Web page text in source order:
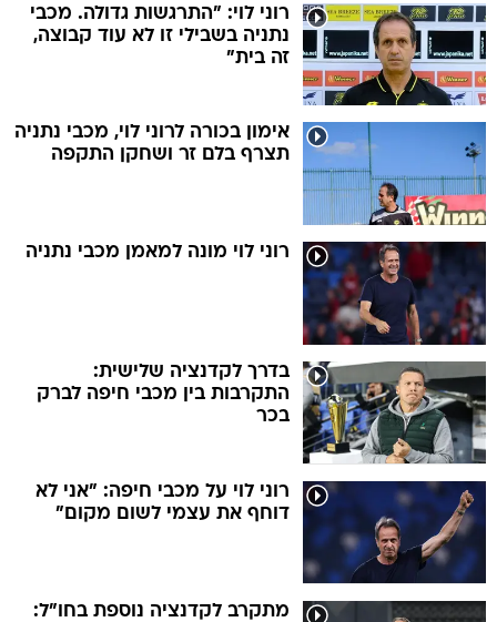
רוני לוי: "התרגשות גדולה. מכבי
נתניה בשבילי זו לא עוד קבוצה,
זה בית"
אימון בכורה לרוני לוי, מכבי נתניה
תצרף בלם זר ושחקן התקפה
רוני לוי מונה למאמן מכבי נתניה
בדרך לקדנציה שלישית:
התקרבות בין מכבי חיפה לברק
בכר
רוני לוי על מכבי חיפה: "אני לא
דוחף את עצמי לשום מקום"
מתקרב לקדנציה נוספת בחו"ל: